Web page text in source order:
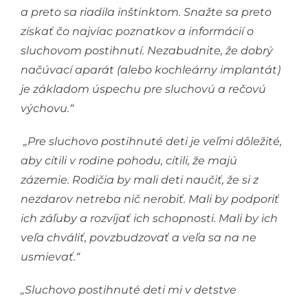
a preto sa riadila inštinktom. Snažte sa preto
získať čo najviac poznatkov a informácií o
sluchovom postihnutí. Nezabudnite, že dobrý
načúvací aparát (alebo kochleárny implantát)
je základom úspechu pre sluchovú a rečovú
výchovu.“
„Pre sluchovo postihnuté deti je veľmi dôležité,
aby cítili v rodine pohodu, cítili, že majú
zázemie. Rodičia by mali deti naučiť, že si z
nezdarov netreba nič nerobiť. Mali by podporiť
ich záľuby a rozvíjať ich schopnosti. Mali by ich
veľa chváliť, povzbudzovať a veľa sa na ne
usmievať.“
„Sluchovo postihnuté deti mi v detstve